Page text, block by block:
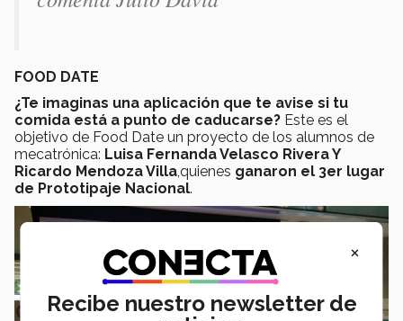
FOOD DATE
¿Te imaginas una aplicación que te avise si tu
comida está a punto de caducarse? Este es el
objetivo de Food Date un proyecto de los alumnos de
mecatrónica: Luisa Fernanda Velasco Rivera Y
Ricardo Mendoza Villa,quienes ganaron el 3er lugar
de Prototipaje Nacional.
×
Recibe nuestro newsletter de